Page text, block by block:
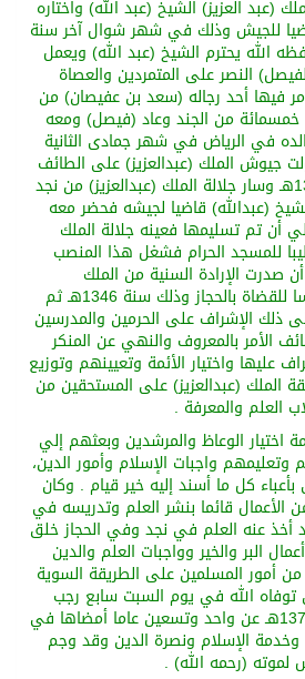
(عبد العزيز) الشيخ (عبد الله) واختاره
للجيش وذلك في شهر شوال آخر سنة
(عبد الله) ويعمل
لفيصل) النصر على المتمردين والعصاة
فيها أحد رجاله (سعد بن عفيصان)من
من الجند وعاد (فيصل) ومعه
في الرياض في شهر جمادى الثانية
جيوش الملك (عبدالعزيز)على الطائف
(عبدالعزيز)من نجد
(عبدالله) قاضيا لجيشه فحضر معه
أن تم تسليمها فعينه جلالة الملك
للمسجد الحرام فشغل هذا المنصب
صدرت الإرادة السنية من الملك
بتعيينه رئيسا للقضاة بالحجاز وذلك سنة 1346هـ ثم
ذلك الإشراف على الحرمين والمدرسين
الأمر بالمعروف والنهي عن المنكر
عليها واختيار الأئمة وتعيينهم وتوزيع
الملك (عبدالعزيز)على المستحقين من
العلم والمعرفة .
اختيار الوعاظ والمرشدين وبعثهم إلي
وتعليمهم واجبات الإسلام وأمور الدين،
بأعباء كل ما أسند إليه خير قيام . وكان
قائما بنشر العلم وتدريسه في
عنه العلم في نجد وفي الحجاز خلق
البر والخير وواجبات العلم والدين
من أمور المسلمين على الطريقة السوية
توفاه الله في يوم السبت سابع رجب
الساعة الثانية ليلا سنة 1378هـ عن واحد وتسعين عاما أمضاها في
الإسلام ونصرة الدين وقد وجم
لموته (رحمه الله) .